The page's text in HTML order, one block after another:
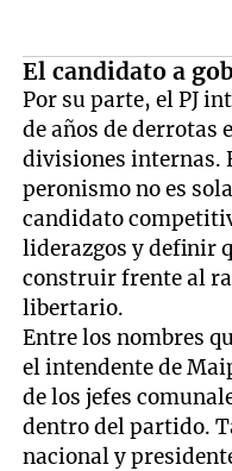
El candidato a
Por su parte, el PJ
de años de derrotas
divisiones internas.
peronismo no es
candidato
liderazgos y definir
construir frente al
libertario.
Entre los nombres
el intendente de
de los jefes
dentro del partido.
nacional y